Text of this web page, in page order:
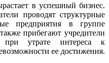
в успешный бизнес.
проводят структурные
предприятия в группе
прибегают учредители
при утрате интереса к
ее достижения.